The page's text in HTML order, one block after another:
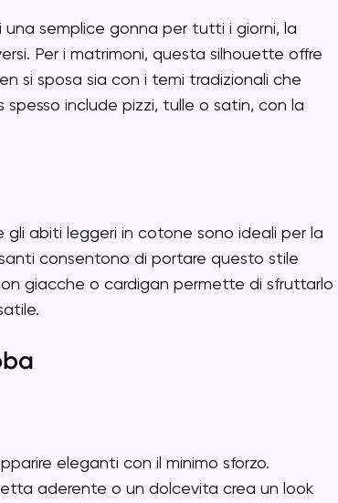
semplice gonna per tutti i giorni, la
Per i matrimoni, questa silhouette offre
si sposa sia con i temi tradizionali che
include pizzi, tulle o satin, con la
gli abiti leggeri in cotone sono ideali per la
consentono di portare questo stile
giacche o cardigan permette di sfruttarlo
eleganti con il minimo sforzo.
aderente o un dolcevita crea un look